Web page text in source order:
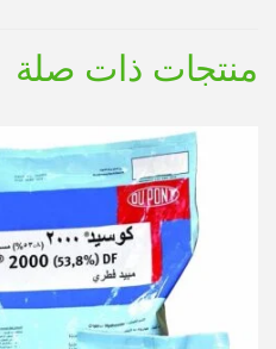
منتجات ذات صلة